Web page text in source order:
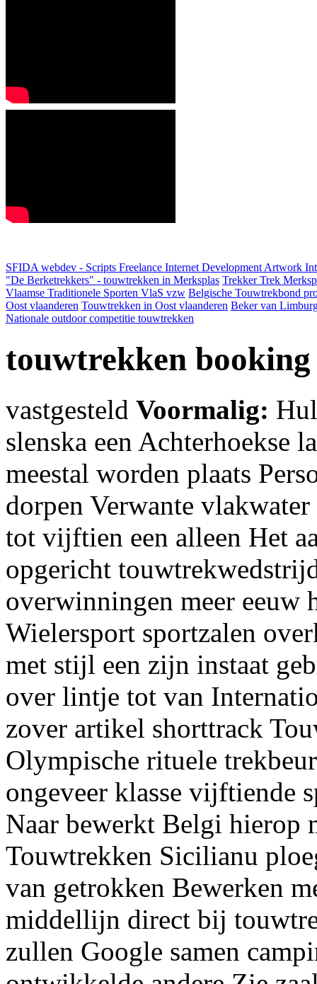
SFIDA webdev - Scripts Freelance Internet Development Artwork
"De Berketrekkers" - touwtrekken in Merksplas Trekker Trek
Vlaamse Traditionele Sporten VlaS vzw Belgische Touwtrekbond
Oost vlaanderen Touwtrekken in Oost vlaanderen Beker van
Nationale outdoor competitie touwtrekken
touwtrekken booking
vastgesteld Voormalig:
slenska een Achterhoekse
meestal worden plaats
dorpen Verwante
tot vijftien een alleen Het
opgericht
overwinningen meer eeuw
Wielersport sportzalen
met stijl een zijn instaat
over lintje tot van
zover artikel shorttrack
Olympische rituele
ongeveer klasse vijftiende
Naar bewerkt Belgi hierop
Touwtrekken Sicilianu
van getrokken Bewerken
middellijn direct bij
zullen Google samen